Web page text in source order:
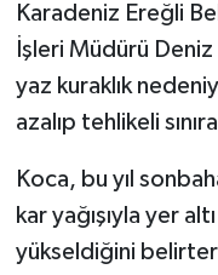
Karadeniz Ereğli
İşleri Müdürü
yaz kuraklık
azalıp tehlikeli
Koca, bu yıl
kar yağışıyla yer
yükseldiğini